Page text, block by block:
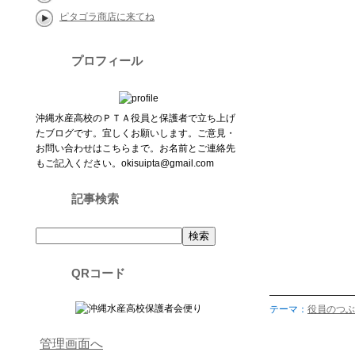
テーマ： 役員のつ
ピタゴラ商店に来てね
プロフィール
沖縄水産高校のＰＴＡ役員と保護者で立ち上げ
たブログです。宜しくお願いします。ご意見・
お問い合わせはこちらまで。お名前とご連絡先
もご記入ください。okisuipta@gmail.com
記事検索
QRコード
管理画面へ